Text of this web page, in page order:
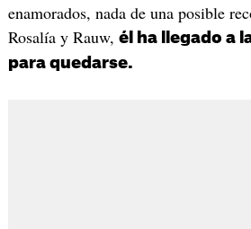
enamorados, nada de una posible
Rosalía y Rauw, él ha llegado a
para quedarse.